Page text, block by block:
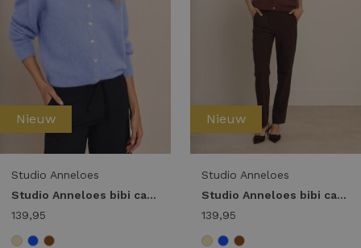
Nieuw
Studio Anneloes
Studio Anneloes bibi cardigan 14402 Vest 6000 sky blue
139,95
Nieuw
Studio Anneloes
Studio Anneloes bibi cardigan 14402 Vest 8600 chestnut
139,95